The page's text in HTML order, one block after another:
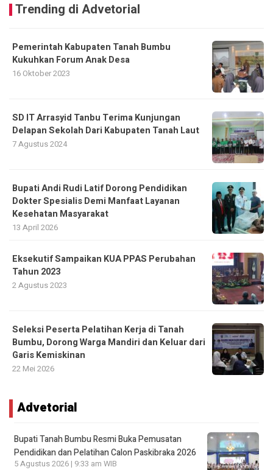
Trending di Advetorial
Pemerintah Kabupaten Tanah Bumbu
Kukuhkan Forum Anak Desa
16 Oktober 2023
SD IT Arrasyid Tanbu Terima Kunjungan
Delapan Sekolah Dari Kabupaten Tanah Laut
7 Agustus 2024
Bupati Andi Rudi Latif Dorong Pendidikan
Dokter Spesialis Demi Manfaat Layanan
Kesehatan Masyarakat
13 April 2026
Eksekutif Sampaikan KUA PPAS Perubahan
Tahun 2023
2 Agustus 2023
Seleksi Peserta Pelatihan Kerja di Tanah
Bumbu, Dorong Warga Mandiri dan Keluar dari
Garis Kemiskinan
22 Mei 2026
Advetorial
Bupati Tanah Bumbu Resmi Buka Pemusatan
Pendidikan dan Pelatihan Calon Paskibraka 2026
5 Agustus 2026 | 9:33 am WIB